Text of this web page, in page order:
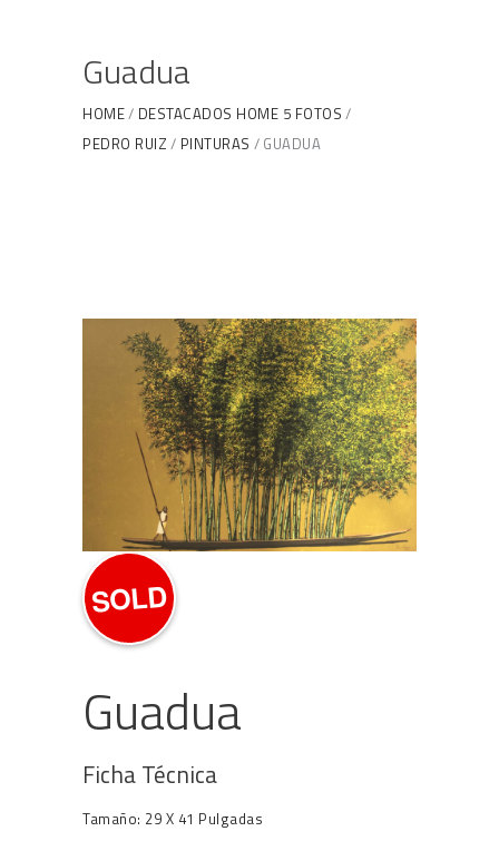
Guadua
HOME
DESTACADOS HOME 5 FOTOS
PEDRO RUIZ
PINTURAS GUADUA
SOLD
Guadua
Ficha Técnica
Tamaño: 29 X 41 Pulgadas